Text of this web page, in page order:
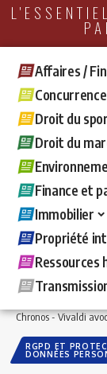
Affaires /
Droit du
Droit du
Finance et
Immobilier
Propriété
Ressources
Chronos - Vivaldi
RGPD ET
DONNÉES